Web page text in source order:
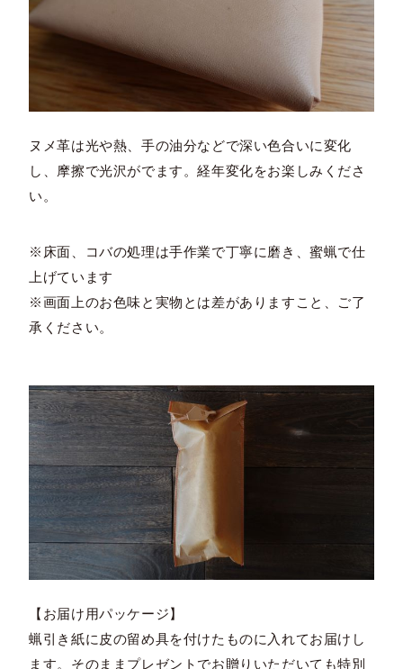
ヌメ革は光や熱、手の油分などで深い色合いに変化
し、摩擦で光沢がでます。経年変化をお楽しみくださ
い。
※床面、コバの処理は手作業で丁寧に磨き、蜜蝋で仕
上げています
※画面上のお色味と実物とは差がありますこと、ご了
承ください。
【お届け用パッケージ】
蝋引き紙に皮の留め具を付けたものに入れてお届けし
ます。そのままプレゼントでお贈りいただいても特別